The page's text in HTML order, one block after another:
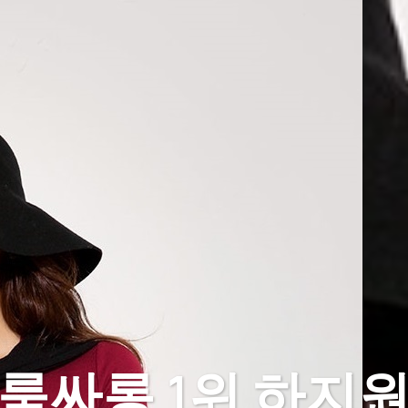
싸롱 1위 하지